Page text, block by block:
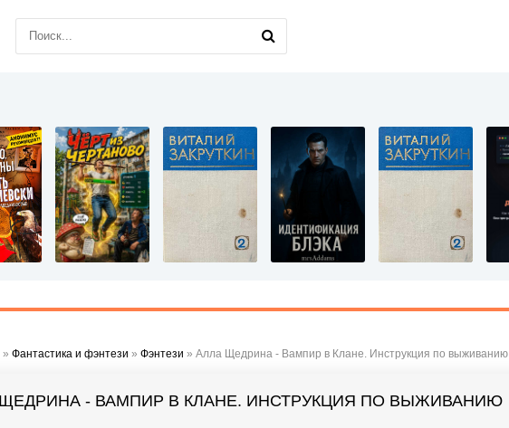
» Фантастика и фэнтези » Фэнтези » Алла Щедрина - Вампир в Клане. Инструкция по выживанию
- ВАМПИР В КЛАНЕ. ИНСТРУКЦИЯ ПО ВЫЖИВАНИЮ